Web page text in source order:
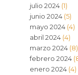
julio 2024(1)
junio 2024(5)
mayo 2024(4)
abril 2024(4)
marzo 2024(8)
febrero 2024
enero 2024(4)